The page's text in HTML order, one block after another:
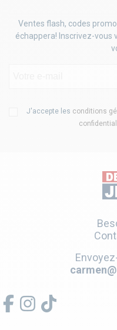
Ventes flash, codes
échappera! Inscrivez-vous
J'accepte les conditions